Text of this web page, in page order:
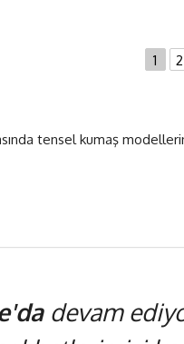
1 2
tensel kumaş
devam